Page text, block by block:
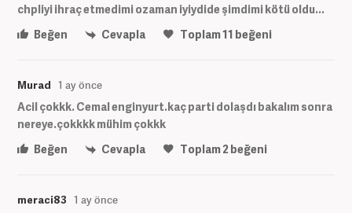
chpliyi ihraç etmedimi ozaman iyiydide şimdimi kötü oldu...
Beğen
Cevapla Toplam11 beğeni
Murad 1 ay önce
Acil çokkk. Cemal enginyurt.kaç parti dolaşdı bakalım sonra
nereye.çokkkk mühim çokkk
Beğen
Cevapla Toplam2beğeni
meraci83 1 ay önce